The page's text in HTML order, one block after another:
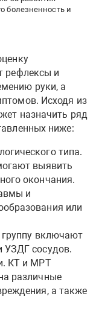
болезненность и
рефлексы и
руки, а
Исходя из
назначить ряд
ниже:
типа.
выявить
окончания.
и
или
группу включают
УЗДГ сосудов.
КТ и МРТ
различные
а также